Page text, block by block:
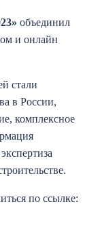
объединил
и онлайн
стали
в России,
комплексное
по ссылке: